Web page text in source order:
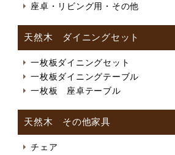
座卓・リビング用・その他
天然木 ダイニングセット
一枚板ダイニングセット
一枚板ダイニングテーブル
一枚板 座卓テーブル
天然木 その他家具
チェア